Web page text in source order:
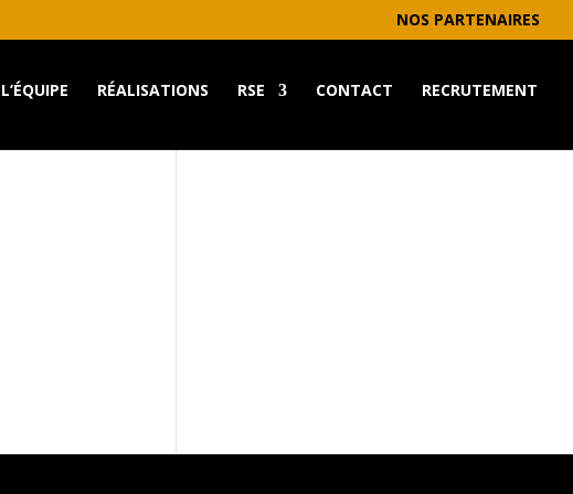
NOS PARTENAIRES
L’ÉQUIPE RÉALISATIONS RSE CONTACT RECRUTEMENT